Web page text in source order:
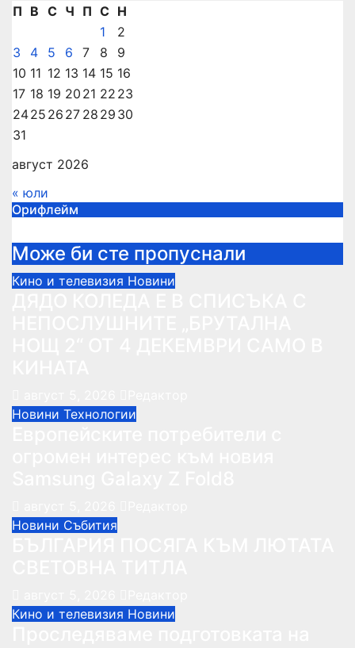
август 2026
П В С Ч П С Н
1
2
3
4 5 6 7 8
9
10 11 12 13 14 15 16
17 18 19 20 21 22 23
2425 26 27 28 29 30
31
« юли
Орифлейм
Може би сте пропуснали
Кино и телевизия Новини
Новини Технологии
Новини Събития
Кино и телевизия Новини